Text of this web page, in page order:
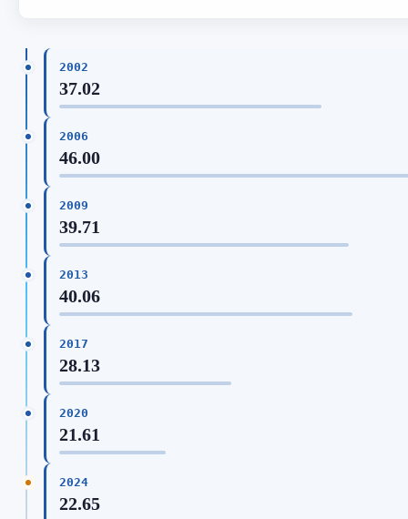
2002
37.02
2006
46.00
2009
39.71
2013
40.06
2017
28.13
2020
21.61
2024
22.65